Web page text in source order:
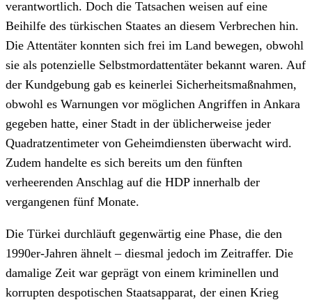
verantwortlich. Doch die Tatsachen weisen auf eine
Beihilfe des türkischen Staates an diesem Verbrechen hin.
Die Attentäter konnten sich frei im Land bewegen, obwohl
sie als potenzielle Selbstmordattentäter bekannt waren. Auf
der Kundgebung gab es keinerlei Sicherheitsmaßnahmen,
obwohl es Warnungen vor möglichen Angriffen in Ankara
gegeben hatte, einer Stadt in der üblicherweise jeder
Quadratzentimeter von Geheimdiensten überwacht wird.
Zudem handelte es sich bereits um den fünften
verheerenden Anschlag auf die HDP innerhalb der
vergangenen fünf Monate.
Die Türkei durchläuft gegenwärtig eine Phase, die den
1990er-Jahren ähnelt – diesmal jedoch im Zeitraffer. Die
damalige Zeit war geprägt von einem kriminellen und
korrupten despotischen Staatsapparat, der einen Krieg